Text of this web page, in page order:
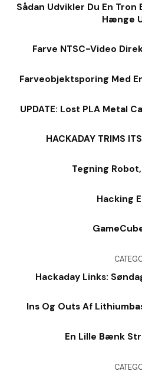
Sådan Udvikler Du En Tron
Hænge
Farve NTSC-Video
Farveobjektsporing Med
UPDATE: Lost PLA Metal
HACKADAY TRIMS
Tegning
Hacking
Hackaday Links:
Ins Og Outs Af
En Lille Bænk